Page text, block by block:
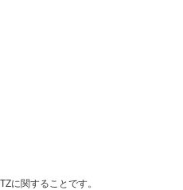
に関することです。